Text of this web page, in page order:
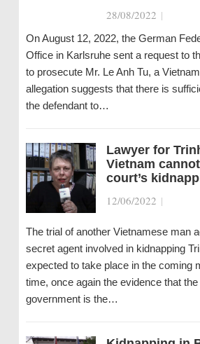
28/08/2022 |
On August 12, 2022, the German
Office in Karlsruhe sent a request to
to prosecute Mr. Le Anh Tu, a
allegation suggests that there is
the defendant to…
Lawyer for
Vietnam
court’s
12/06/2022 |
The trial of another Vietnamese man
secret agent involved in kidnapping
expected to take place in the coming
time, once again the evidence that
government is the…